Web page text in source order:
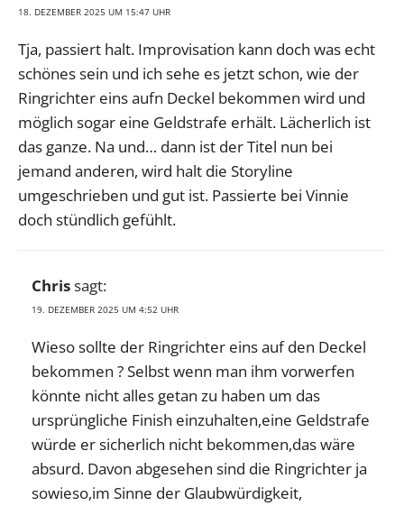
18. DEZEMBER 2025 UM 15:47 UHR
Tja, passiert halt. Improvisation kann doch was echt
schönes sein und ich sehe es jetzt schon, wie der
Ringrichter eins aufn Deckel bekommen wird und
möglich sogar eine Geldstrafe erhält. Lächerlich ist
das ganze. Na und… dann ist der Titel nun bei
jemand anderen, wird halt die Storyline
umgeschrieben und gut ist. Passierte bei Vinnie
doch stündlich gefühlt.
Chrissagt:
19. DEZEMBER 2025 UM 4:52 UHR
Wieso sollte der Ringrichter eins auf den Deckel
bekommen ? Selbst wenn man ihm vorwerfen
könnte nicht alles getan zu haben um das
ursprüngliche Finish einzuhalten,eine Geldstrafe
würde er sicherlich nicht bekommen,das wäre
absurd. Davon abgesehen sind die Ringrichter ja
sowieso,im Sinne der Glaubwürdigkeit,